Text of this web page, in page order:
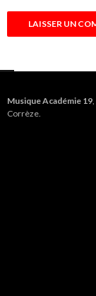
Musique Académie 19
Corrèze.